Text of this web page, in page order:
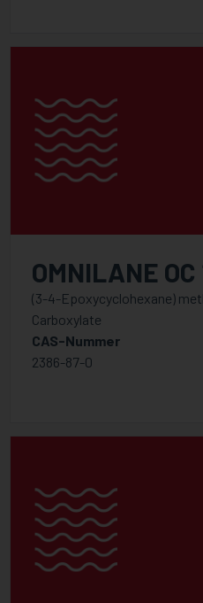
OMNILANE OC
(3-4-Epoxycyclohexane)
Carboxylate
CAS-Nummer
2386-87-0